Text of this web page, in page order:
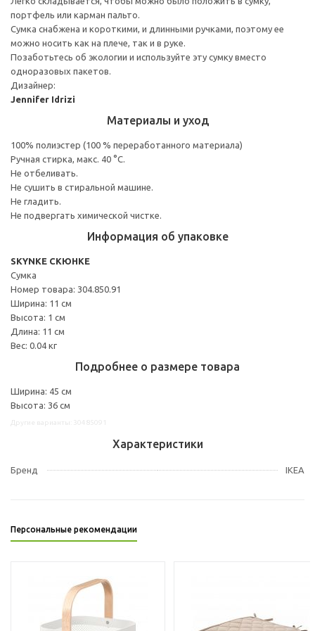
портфель или карман пальто.
Сумка снабжена и короткими, и длинными ручками, поэтому ее
можно носить как на плече, так и в руке.
Позаботьтесь об экологии и используйте эту сумку вместо
одноразовых пакетов.
Дизайнер:
Jennifer Idrizi
Материалы и уход
100% полиэстер (100 % переработанного материала)
Ручная стирка, макс. 40 °C.
Не отбеливать.
Не сушить в стиральной машине.
Не гладить.
Не подвергать химической чистке.
Информация об упаковке
SKYNKE СКЮНКЕ
Сумка
Номер товара: 304.850.91
Ширина: 11 см
Высота: 1 см
Длина: 11 см
Вес: 0.04 кг
Подробнее о размере товара
Ширина: 45 см
Высота: 36 см
Характеристики
Бренд IKEA
Персональные рекомендации